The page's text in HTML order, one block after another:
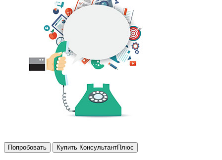
Попробовать Купить КонсультантПлюс